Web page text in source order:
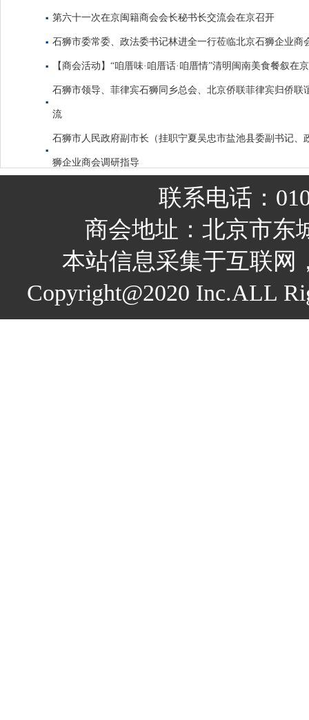
第六十一次在京闽籍商会会长秘书长交流会在京召开
石狮市委常委、政法委书记林进全一行莅临北京石狮企业商
【商会活动】“咱厝味·咱厝话·咱厝情”清明闽南美食餐叙在
石狮市领导、菲律宾石狮同乡总会、北京侨联菲律宾归侨联
流
石狮市人民政府副市长（挂职宁夏吴忠市盐池县委副书记、
狮企业商会调研指导
联系电话：
商会地址：北京市东
本站信息采集于互联网
Copyright@2020 Inc.ALL